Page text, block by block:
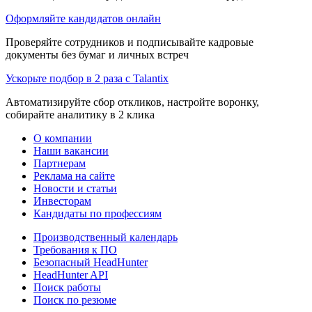
Оформляйте кандидатов онлайн
Проверяйте сотрудников и подписывайте кадровые
документы без бумаг и личных встреч
Ускорьте подбор в 2 раза с Talantix
Автоматизируйте сбор откликов, настройте воронку,
собирайте аналитику в 2 клика
О компании
Наши вакансии
Партнерам
Реклама на сайте
Новости и статьи
Инвесторам
Кандидаты по профессиям
Производственный календарь
Требования к ПО
Безопасный HeadHunter
HeadHunter API
Поиск работы
Поиск по резюме